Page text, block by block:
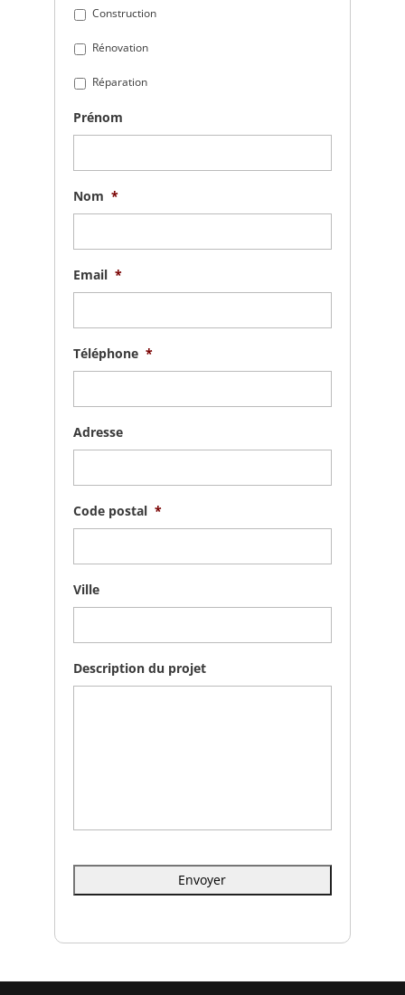
Construction
Rénovation
Réparation
Prénom
Nom *
Email *
Téléphone *
Adresse
Code postal *
Ville
Description du projet